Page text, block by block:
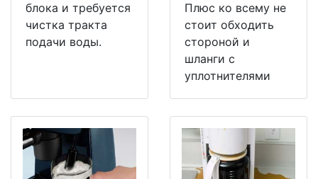
блока и требуется
чистка тракта
подачи воды.
Плюс ко всему не
стоит обходить
стороной и
шланги с
уплотнителями